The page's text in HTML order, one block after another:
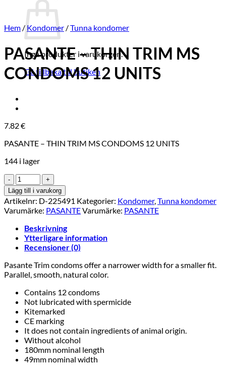
Inga produkter i varukorgen.
Gå tillbaka till butiken
Hem / Kondomer /Tunna kondomer
PASANTE – THIN TRIM MS
CONDOMS 12 UNITS
7.82€
PASANTE – THIN TRIM MS CONDOMS 12 UNITS
144 i lager
PASANTE
-
THIN
TRIM
MS
CONDOMS
12
UNITS
Lägg till i varukorg
Artikelnr: D-225491 Kategorier: Kondomer,Tunna kondomer
Varumärke: PASANTEVarumärke: PASANTE
Beskrivning
Ytterligare information
Recensioner (0)
Pasante Trim condoms offer a narrower width for a smaller fit.
Parallel, smooth, natural color.
Contains 12 condoms
Not lubricated with spermicide
Kitemarked
CE marking
It does not contain ingredients of animal origin.
Without alcohol
180mm nominal length
49mm nominal width